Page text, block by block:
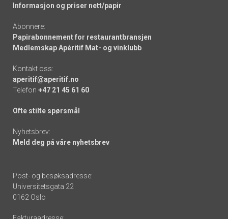
Informasjon og priser nett/papir
Abonnere:
Papirabonnement for restaurantbransjen
Medlemskap Apéritif Mat- og vinklubb
Kontakt oss:
aperitif@aperitif.no
Telefon +47 21 45 61 60
Ofte stilte spørsmål
Nyhetsbrev:
Meld deg på våre nyhetsbrev
Post- og besøksadresse:
Universitetsgata 22
0162 Oslo